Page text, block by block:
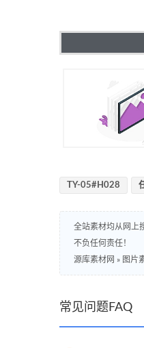
TY-05#H028
全站素材均从网上
不负任何责任！
源库素材网 » 图片
常见问题FAQ